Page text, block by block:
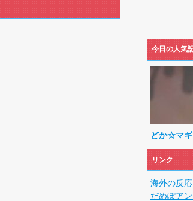
【戦争は話し合いで解決】と主張していたひろゆ
正直ザ・ビートルズって過大評価されすぎじゃねな
まとめチェッカーは閉鎖しました。RSSの解除を
まとめチェッカーは閉鎖しました。RSSの解除を
ハードオフに売っていた4万4000円のフィギュア
【閲覧注意】俺が近くにいると機械が壊れるんだけ
今日の人気
どか☆マギ
リンク
海外の反
だめぽア